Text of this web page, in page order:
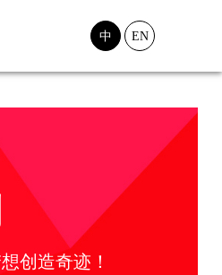
中 EN
创造奇迹！